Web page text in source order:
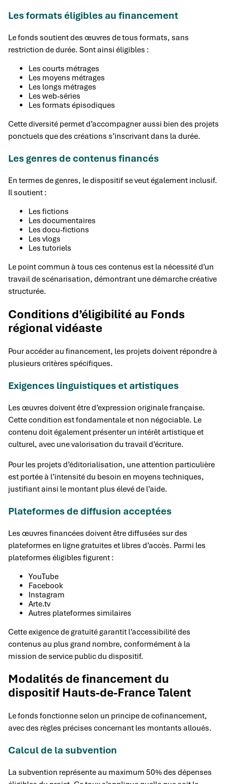
Les formats éligibles au financement
Le fonds soutient des œuvres de tous formats, sans
restriction de durée. Sont ainsi éligibles :
Les courts métrages
Les moyens métrages
Les longs métrages
Les web-séries
Les formats épisodiques
Cette diversité permet d’accompagner aussi bien des projets
ponctuels que des créations s’inscrivant dans la durée.
Les genres de contenus financés
En termes de genres, le dispositif se veut également inclusif.
Il soutient :
Les fictions
Les documentaires
Les docu-fictions
Les vlogs
Les tutoriels
Le point commun à tous ces contenus est la nécessité d’un
travail de scénarisation, démontrant une démarche créative
structurée.
Conditions d’éligibilité au Fonds
régional vidéaste
Pour accéder au financement, les projets doivent répondre à
plusieurs critères spécifiques.
Exigences linguistiques et artistiques
Les œuvres doivent être d’expression originale française.
Cette condition est fondamentale et non négociable. Le
contenu doit également présenter un intérêt artistique et
culturel, avec une valorisation du travail d’écriture.
Pour les projets d’éditorialisation, une attention particulière
est portée à l’intensité du besoin en moyens techniques,
justifiant ainsi le montant plus élevé de l’aide.
Plateformes de diffusion acceptées
Les œuvres financées doivent être diffusées sur des
plateformes en ligne gratuites et libres d’accès. Parmi les
plateformes éligibles figurent :
YouTube
Facebook
Instagram
Arte.tv
Autres plateformes similaires
Cette exigence de gratuité garantit l’accessibilité des
contenus au plus grand nombre, conformément à la
mission de service public du dispositif.
Modalités de financement du
dispositif Hauts-de-France Talent
Le fonds fonctionne selon un principe de cofinancement,
avec des règles précises concernant les montants alloués.
Calcul de la subvention
La subvention représente au maximum 50% des dépenses